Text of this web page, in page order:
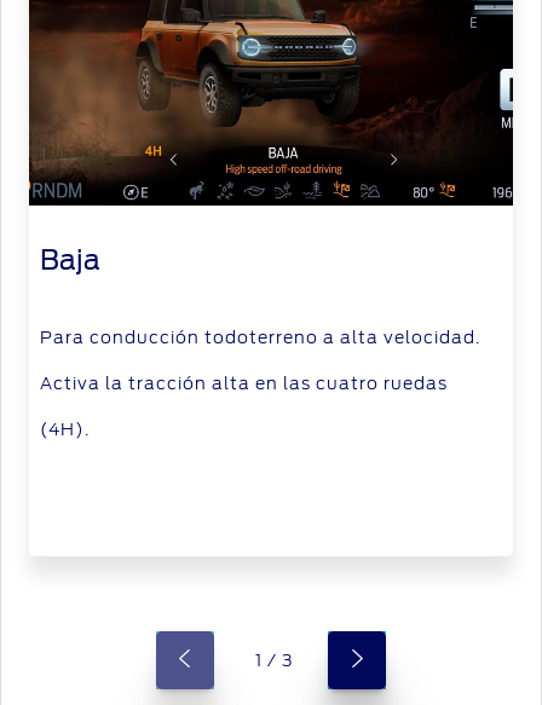
Baja
Para conducción todoterreno a alta velocidad.
Activa la tracción alta en las cuatro ruedas
(4H).
1 / 3